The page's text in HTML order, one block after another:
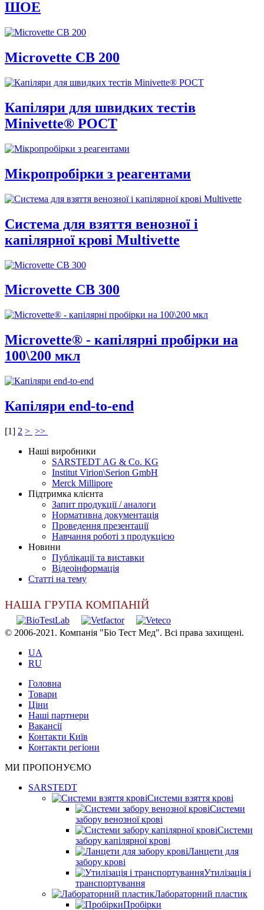
ШОЕ
Microvette СВ 200
Капіляри для швидких тестів
Minivette® POCT
Мікропробірки з реагентами
Система для взяття венозної і
капілярної крові Multivette
Microvette СB 300
Microvette® - капілярні пробірки на
100\200 мкл
Капіляри end-to-end
[1] 2 > >>
Наші виробники
SARSTEDT AG & Co. KG
Institut Virion\Serion GmbH
Merck Millipore
Підтримка клієнта
Запит продукції / аналоги
Нормативна документація
Проведення презентації
Навчання роботі з продукцією
Новини
Публікації та виставки
Відеоінформація
Статті на тему
НАША ГРУПА КОМПАНІЙ
© 2006-2021. Компанія "Біо Тест Мед". Всі права захищені.
UA
RU
Головна
Товари
Ціни
Наші партнери
Вакансії
Контакти Київ
Контакти регіони
МИ ПРОПОНУЄМО
SARSTEDT
Системи взяття крові
Системи
забору венозної крові
Системи
забору капілярної крові
Ланцети для
забору крові
Утилізація і
транспортування
Лабораторний пластик
Пробірки